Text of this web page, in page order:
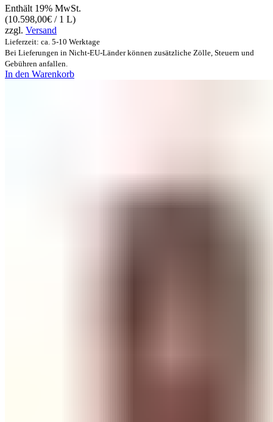
Enthält 19% MwSt.
(10.598,00€ / 1 L)
zzgl. Versand
Lieferzeit: ca. 5-10 Werktage
Bei Lieferungen in Nicht-EU-Länder können zusätzliche Zölle, Steuern und
Gebühren anfallen.
In den Warenkorb